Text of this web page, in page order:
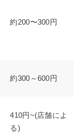
約200〜300円
約300～600円
410円~(店舗によ
る)